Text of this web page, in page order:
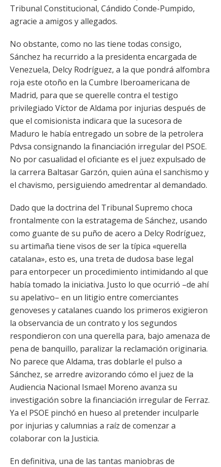
Tribunal Constitucional, Cándido Conde-Pumpido,
agracie a amigos y allegados.
No obstante, como no las tiene todas consigo,
Sánchez ha recurrido a la presidenta encargada de
Venezuela, Delcy Rodríguez, a la que pondrá alfombra
roja este otoño en la Cumbre Iberoamericana de
Madrid, para que se querelle contra el testigo
privilegiado Víctor de Aldama por injurias después de
que el comisionista indicara que la sucesora de
Maduro le había entregado un sobre de la petrolera
Pdvsa consignando la financiación irregular del PSOE.
No por casualidad el oficiante es el juez expulsado de
la carrera Baltasar Garzón, quien aúna el sanchismo y
el chavismo, persiguiendo amedrentar al demandado.
Dado que la doctrina del Tribunal Supremo choca
frontalmente con la estratagema de Sánchez, usando
como guante de su puño de acero a Delcy Rodríguez,
su artimaña tiene visos de ser la típica «querella
catalana», esto es, una treta de dudosa base legal
para entorpecer un procedimiento intimidando al que
había tomado la iniciativa. Justo lo que ocurrió –de ahí
su apelativo– en un litigio entre comerciantes
genoveses y catalanes cuando los primeros exigieron
la observancia de un contrato y los segundos
respondieron con una querella para, bajo amenaza de
pena de banquillo, paralizar la reclamación originaria.
No parece que Aldama, tras doblarle el pulso a
Sánchez, se arredre avizorando cómo el juez de la
Audiencia Nacional Ismael Moreno avanza su
investigación sobre la financiación irregular de Ferraz.
Ya el PSOE pinchó en hueso al pretender inculparle
por injurias y calumnias a raíz de comenzar a
colaborar con la Justicia.
En definitiva, una de las tantas maniobras de